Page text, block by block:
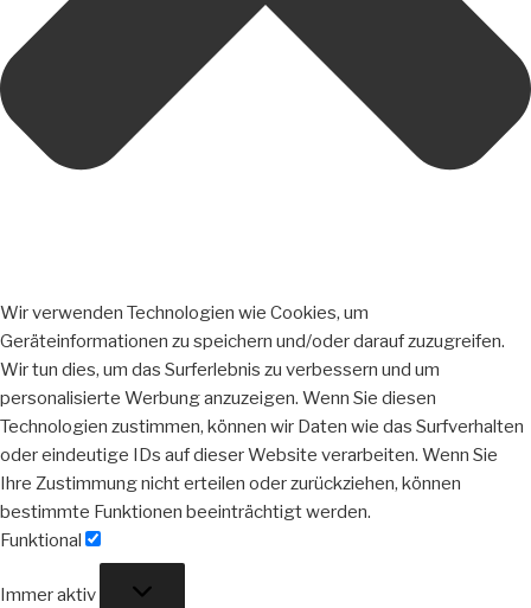
Wir verwenden Technologien wie Cookies, um
Geräteinformationen zu speichern und/oder darauf zuzugreifen.
Wir tun dies, um das Surferlebnis zu verbessern und um
personalisierte Werbung anzuzeigen. Wenn Sie diesen
Technologien zustimmen, können wir Daten wie das Surfverhalten
oder eindeutige IDs auf dieser Website verarbeiten. Wenn Sie
Ihre Zustimmung nicht erteilen oder zurückziehen, können
bestimmte Funktionen beeinträchtigt werden.
Funktional
Immer aktiv